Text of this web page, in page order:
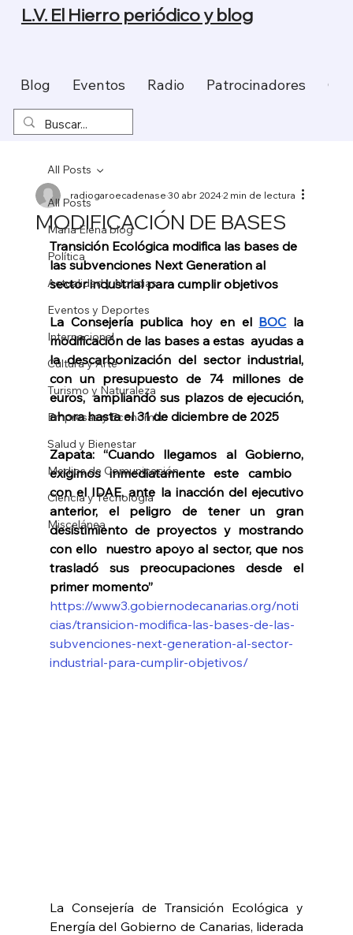
Blog Eventos Radio Patrocinadores
L.V. El Hierro periódico y blog
All Posts
Maria Elena blog
Política
Actualidad y Noticias
Eventos y Deportes
Internacional
Cultura y Arte
Turismo y Naturaleza
Empresas y Economía
Salud y Bienestar
Medios de Comunicación
Ciencia y Tecnología
Miscelánea
All Posts
MODIFICACIÓN DE BASES
radiogaroecadenase30 abr 20242 min de lectura
Transición Ecológica modifica las bases de
las subvenciones Next Generation al
sector industrial para cumplir objetivos
La Consejería publica hoy en el BOC la
modificación de las bases a estas  ayudas a
la descarbonización del sector industrial,
con un presupuesto de 74 millones de
euros,  ampliando sus plazos de ejecución,
ahora hasta el 31 de diciembre de 2025
Zapata: “Cuando llegamos al Gobierno,
exigimos inmediatamente este cambio
con el IDAE, ante la inacción del ejecutivo
anterior, el peligro de tener un gran
desistimiento de proyectos y mostrando
con ello  nuestro apoyo al sector, que nos
trasladó sus preocupaciones desde el
primer momento”
https://www3.gobiernodecanarias.org/noti
cias/transicion-modifica-las-bases-de-las-
subvenciones-next-generation-al-sector-
industrial-para-cumplir-objetivos/
La Consejería de Transición Ecológica y
Energía del Gobierno de Canarias, liderada